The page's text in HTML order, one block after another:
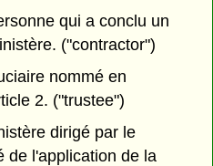
qui a conclu un
("contractor")
nommé en
2. ("trustee")
dirigé par le
de l'application de la